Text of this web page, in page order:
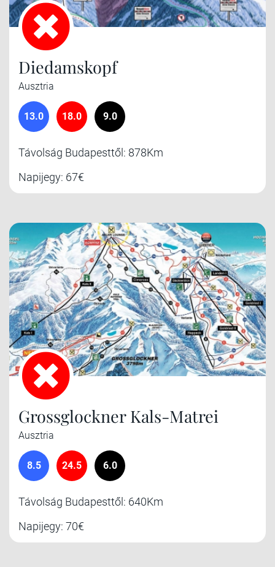
Diedamskopf
Ausztria
13.0 18.0 9.0
Távolság Budapesttől: 878Km
Napijegy: 67€
Grossglockner Kals-Matrei
Ausztria
8.5 24.5 6.0
Távolság Budapesttől: 640Km
Napijegy: 70€